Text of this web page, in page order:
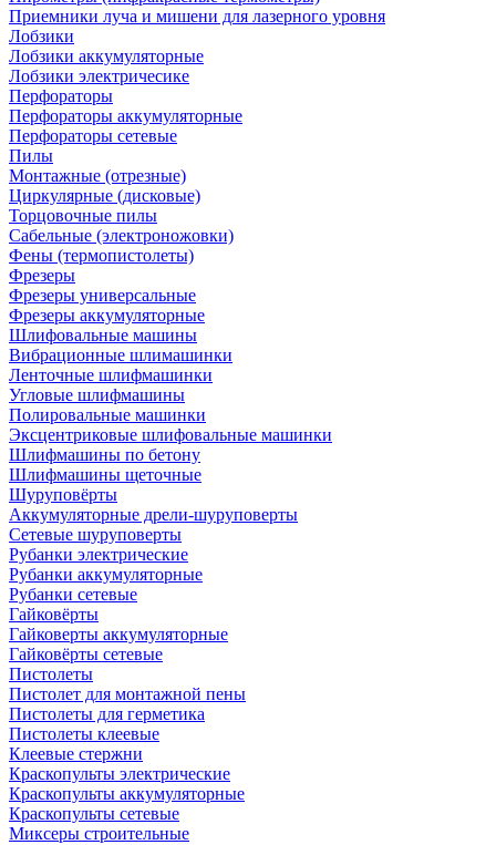
Приемники луча и мишени для лазерного уровня
Лобзики
Лобзики аккумуляторные
Лобзики электричесике
Перфораторы
Перфораторы аккумуляторные
Перфораторы сетевые
Пилы
Монтажные (отрезные)
Циркулярные (дисковые)
Торцовочные пилы
Сабельные (электроножовки)
Фены (термопистолеты)
Фрезеры
Фрезеры универсальные
Фрезеры аккумуляторные
Шлифовальные машины
Вибрационные шлимашинки
Ленточные шлифмашинки
Угловые шлифмашины
Полировальные машинки
Эксцентриковые шлифовальные машинки
Шлифмашины по бетону
Шлифмашины щеточные
Шуруповёрты
Аккумуляторные дрели-шуруповерты
Сетевые шуруповерты
Рубанки электрические
Рубанки аккумуляторные
Рубанки сетевые
Гайковёрты
Гайковерты аккумуляторные
Гайковёрты сетевые
Пистолеты
Пистолет для монтажной пены
Пистолеты для герметика
Пистолеты клеевые
Клеевые стержни
Краскопульты электрические
Краскопульты аккумуляторные
Краскопульты сетевые
Миксеры строительные